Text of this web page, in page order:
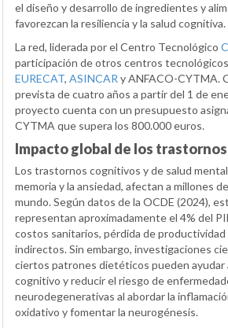
el diseño y desarrollo de ingredientes y
favorezcan la resiliencia y la salud cognitiva.
La red, liderada por el Centro Tecnológico
participación de otros centros
EURECAT, ASINCAR y ANFACO-CYTMA.
prevista de cuatro años a partir del 1 de
proyecto cuenta con un presupuesto
CYTMA que supera los 800.000 euros.
Impacto global de los
Los trastornos cognitivos y de salud
memoria y la ansiedad, afectan a millones
mundo. Según datos de la OCDE (2024),
representan aproximadamente el 4% del
costos sanitarios, pérdida de
indirectos. Sin embargo, investigaciones
ciertos patrones dietéticos pueden ayudar
cognitivo y reducir el riesgo de
neurodegenerativas al abordar la
oxidativo y fomentar la neurogénesis.